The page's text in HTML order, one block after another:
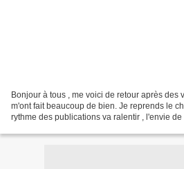
Bonjour à tous , me voici de retour après des
m'ont fait beaucoup de bien. Je reprends le
rythme des publications va ralentir , l'envie de